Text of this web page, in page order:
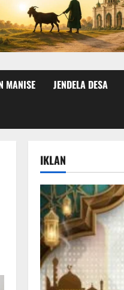
MANISE
JENDELA DESA
IKLAN